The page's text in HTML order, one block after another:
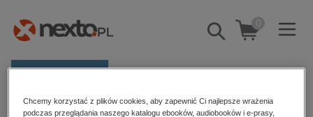
Pokaż/schowaj
wyszukiwarkę
0
Kategorie
Strona główna Lucjan Świto
Chcemy korzystać z plików cookies, aby zapewnić Ci najlepsze wrażenia
podczas przeglądania naszego katalogu ebooków, audiobooków i e-prasy,